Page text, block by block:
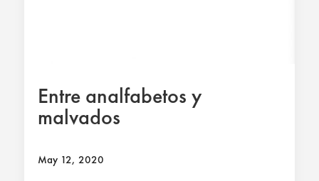
Entre analfabetos y
malvados
May 12, 2020